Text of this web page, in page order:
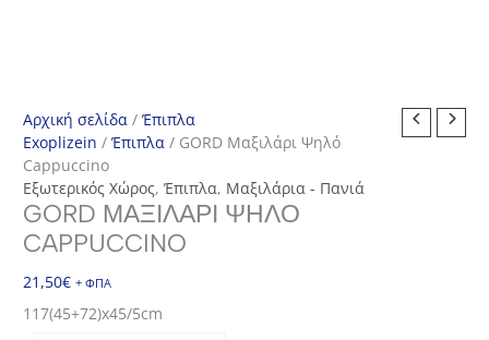
Αρχική σελίδα /Έπιπλα
Exoplizein /Έπιπλα / GORD Μαξιλάρι Ψηλό
Cappuccino
Εξωτερικός Χώρος,Έπιπλα, Μαξιλάρια - Πανιά
GORD ΜΑΞΙΛΆΡΙ ΨΗΛΌ
CAPPUCCINO
21,50€ + ΦΠΑ
117(45+72)x45/5cm